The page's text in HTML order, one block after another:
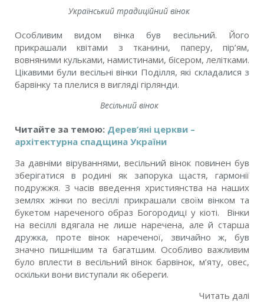
Український традиційний вінок
Особливим видом вінка був весільний. Його
прикрашали квітами з тканини, паперу, пір’ям,
вовняними кульками, намистинами, бісером, лелітками.
Цікавими були весільні вінки Поділля, які складалися з
барвінку та плелися в вигляді гірлянди.
Весільний вінок
Читайте за темою: Дерев’яні церкви –
архітектурна спадщина України
За давніми віруваннями, весільний вінок повинен був
зберігатися в родині як запорука щастя, гармонії
подружжя. З часів введення християнства на наших
землях жінки по весіллі прикрашали своїм вінком та
букетом нареченого образ Богородиці у кіоті. Вінки
на весіллі вдягала не лише наречена, але й старша
дружка, проте вінок нареченої, звичайно ж, був
значно пишнішим та багатшим. Особливо важливим
було вплести в весільний вінок барвінок, м’яту, овес,
оскільки вони виступали як обереги.
Читать далі